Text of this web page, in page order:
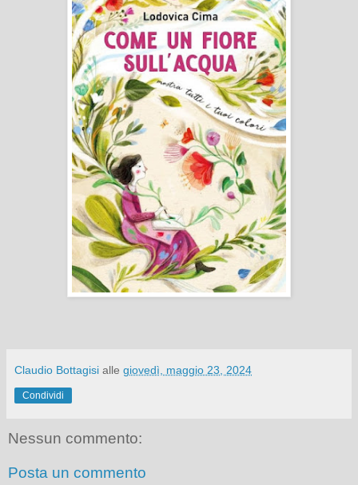
Claudio Bottagisi alle giovedì, maggio 23, 2024
Condividi
Nessun commento:
Posta un commento